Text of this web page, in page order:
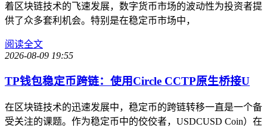
着区块链技术的飞速发展，数字货币市场的波动性为投资者提
供了众多套利机会。特别是在稳定币市场中，
阅读全文
2026-08-09 19:55
TP钱包稳定币跨链：使用Circle CCTP原生桥接U
在区块链技术的迅速发展中，稳定币的跨链转移一直是一个备
受关注的课题。作为稳定币中的佼佼者，USDCUSD Coin）在